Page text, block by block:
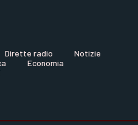
Dirette radio
Notizie
Economia